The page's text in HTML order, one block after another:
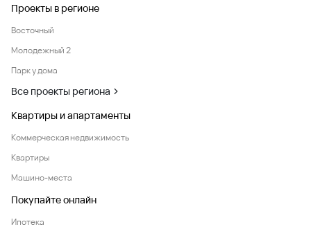
Проекты в регионе
Восточный
Молодежный 2
Парк у дома
Все проекты региона
Квартиры и апартаменты
Коммерческая недвижимость
Квартиры
Машино-места
Покупайте онлайн
Ипотека